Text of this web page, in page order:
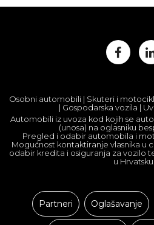
Osobni automobili | Skuteri i
| Gospodarska vozila |
Automobili iz uvoza kod kojih se
(unosa) na oglasniku
Pregled i odabir automobila i
Mogućnost kontaktiranje vlasnika u
odabir kredita i osiguranja za vozilo
u Hrvatsku.
Partneri Oglašavanje